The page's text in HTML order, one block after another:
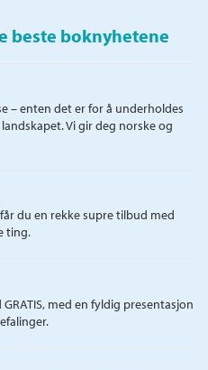
beste boknyhetene
– enten det er for å underholdes
Vi gir deg norske og
du en rekke supre tilbud med
ting.
med en fyldig presentasjon